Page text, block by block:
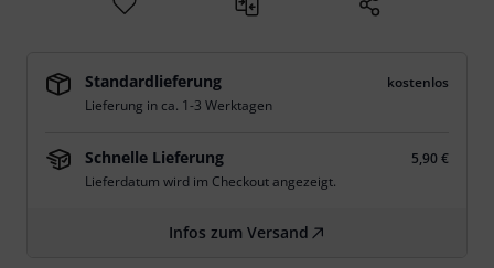
Standardlieferung
kostenlos
Lieferung in ca. 1-3 Werktagen
Schnelle Lieferung
5,90 €
Lieferdatum wird im Checkout angezeigt.
Infos zum Versand